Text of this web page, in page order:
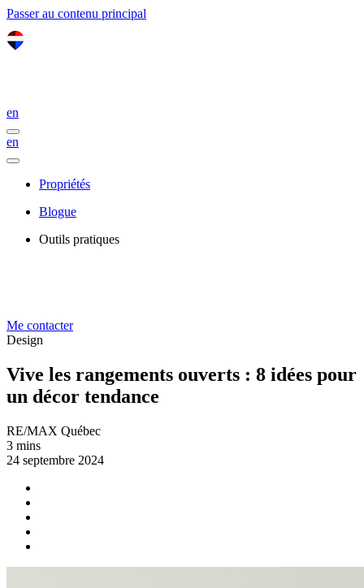
Passer au contenu principal
en
en
Propriétés
Blogue
Outils pratiques
Me contacter
Design
Vive les rangements ouverts : 8 idées pour
un décor tendance
RE/MAX Québec
3 mins
24 septembre 2024